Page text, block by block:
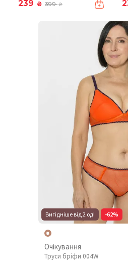
239 ₴ 399₴
Вигідніше від 2 од! -62%
Очікування
Труси бріфи 004W